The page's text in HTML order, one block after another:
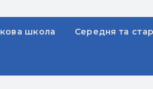
школа Середня та